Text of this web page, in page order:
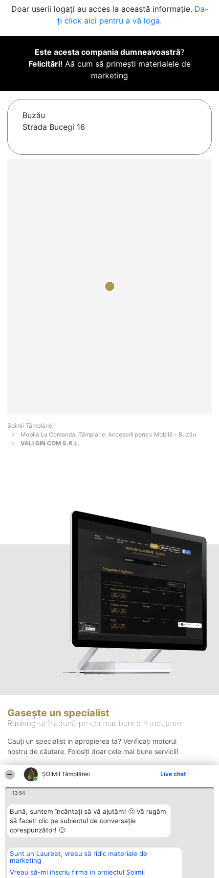
ȘOIMII Tâmplăriei Live chat
13:54
Bună, suntem încântați să vă ajutăm! 🙂 Vă rugăm
să faceți clic pe subiectul de conversație
corespunzător! 🙂
Sunt un Laureat, vreau să ridic materiale de
marketing
Vreau să-mi înscriu firma in proiectul Șoimii
Doar userii logați au acces la această informație. Da-
ți click aici pentru a vă loga.
Este acesta compania dumneavoastră?
Felicitări! Aă cum să primești materialele de
marketing
Buzău
Strada Bucegi 16
Șoimii Tâmplăriei
Mobilă La Comandă, Tâmplărie, Accesorii pentru Mobilă - Buzău
VALI GIN COM S.R.L.
Gasește un specialist
Ranking-ul îi adună pe cei mai buni din industrie
Cauți un specialist in apropierea ta? Verificați motorul
nostru de căutare. Folosiți doar cele mai bune servicii!
Organizator Ranking
BRIGHT SOLUTIONS BR SRL
Aleea Timisul De Sus 2 Bl. A30
Sc. A Et. 4 Ap. 13 Cod 061952
Plebiscyt
Lista Tuturor
Laureaților
Contact